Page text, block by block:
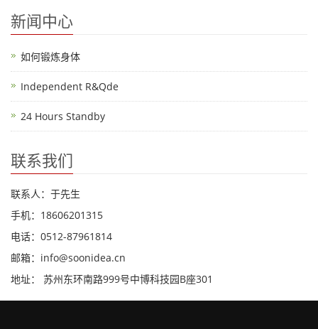
新闻中心
如何锻炼身体
Independent R&Qde
24 Hours Standby
联系我们
联系人：于先生
手机：18606201315
电话：0512-87961814
邮箱：info@soonidea.cn
地址： 苏州东环南路999号中博科技园B座301